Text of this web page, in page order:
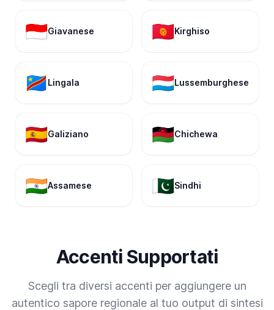
🇮🇩Giavanese 🇰🇬Kirghiso
🇨🇩Lingala 🇱🇺Lussemburghese
🇪🇸Galiziano 🇲🇼Chichewa
🇮🇳Assamese 🇵🇰Sindhi
Accenti Supportati
Scegli tra diversi accenti per aggiungere un
autentico sapore regionale al tuo output di sintesi